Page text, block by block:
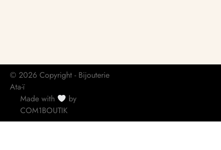
© 2026 Copyright - Bijouterie
Ata-ï
Made with
by
COM1BOUTIK